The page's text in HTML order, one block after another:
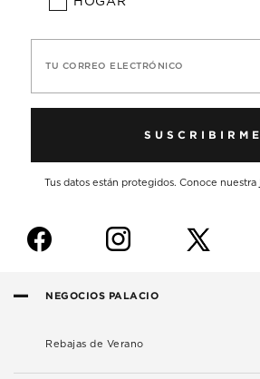
TU CORREO ELECTRÓNICO
SUSCRIBIRME
Tus datos están protegidos. Conoce nuestra
f i
NEGOCIOS PALACIO
Rebajas de Verano